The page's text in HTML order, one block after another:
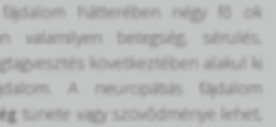
hátterében négy fő ok
valamilyen betegség, sérülés,
következtében alakul ki
A neuropátiás fájdalom
tünete vagy szövődménye lehet,